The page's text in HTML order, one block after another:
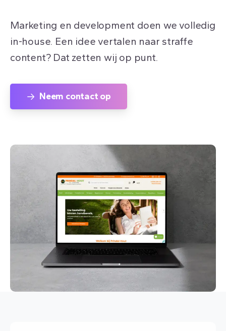
Marketing en development doen we volledig
in-house. Een idee vertalen naar straffe
content? Dat zetten wij op punt.
Neem contact op